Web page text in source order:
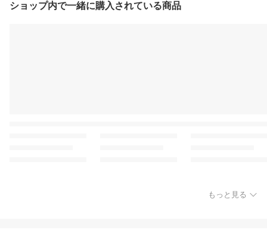
ショップ内で一緒に購入されている商品
もっと見る